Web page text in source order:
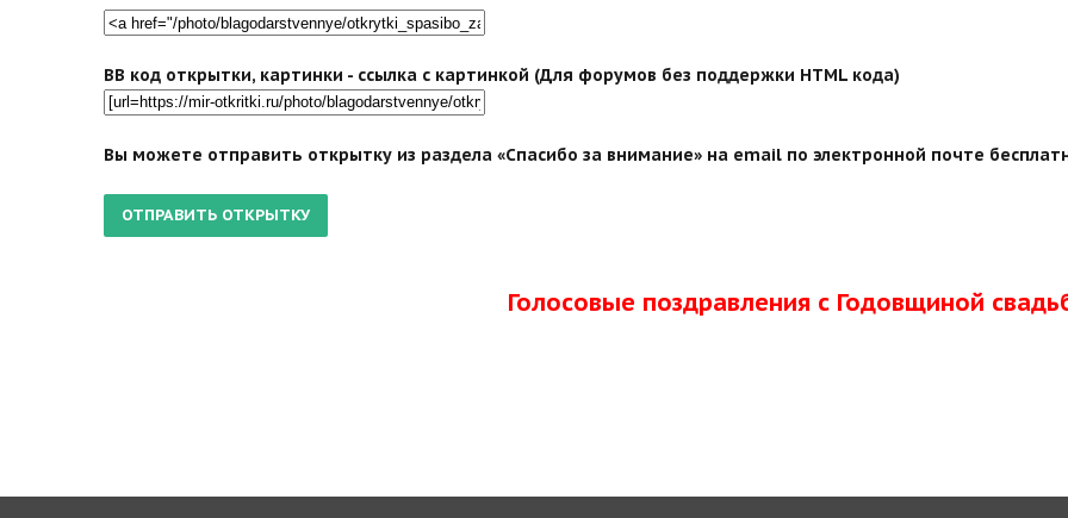
BB код открытки, картинки - ссылка с картинкой (Для форумов без поддержки HTML кода)
Вы можете отправить открытку из раздела «Спасибо за внимание» на email по электронной почте
Голосовые поздравления с Годовщиной